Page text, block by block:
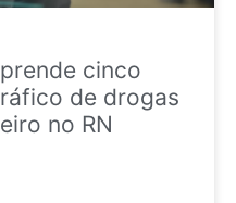
cinco
de drogas
no RN